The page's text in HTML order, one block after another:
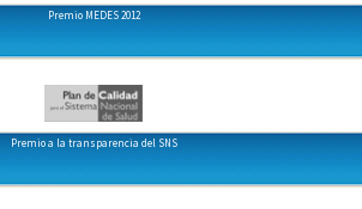
Premio MEDES 2012
Premio a la transparencia del SNS